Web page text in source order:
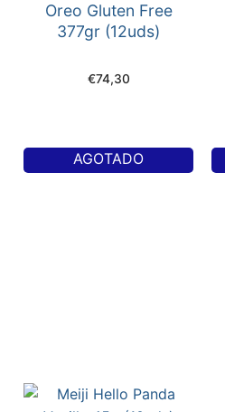
Oreo Gluten Free
377gr (12uds)
€74,30
AGOTADO